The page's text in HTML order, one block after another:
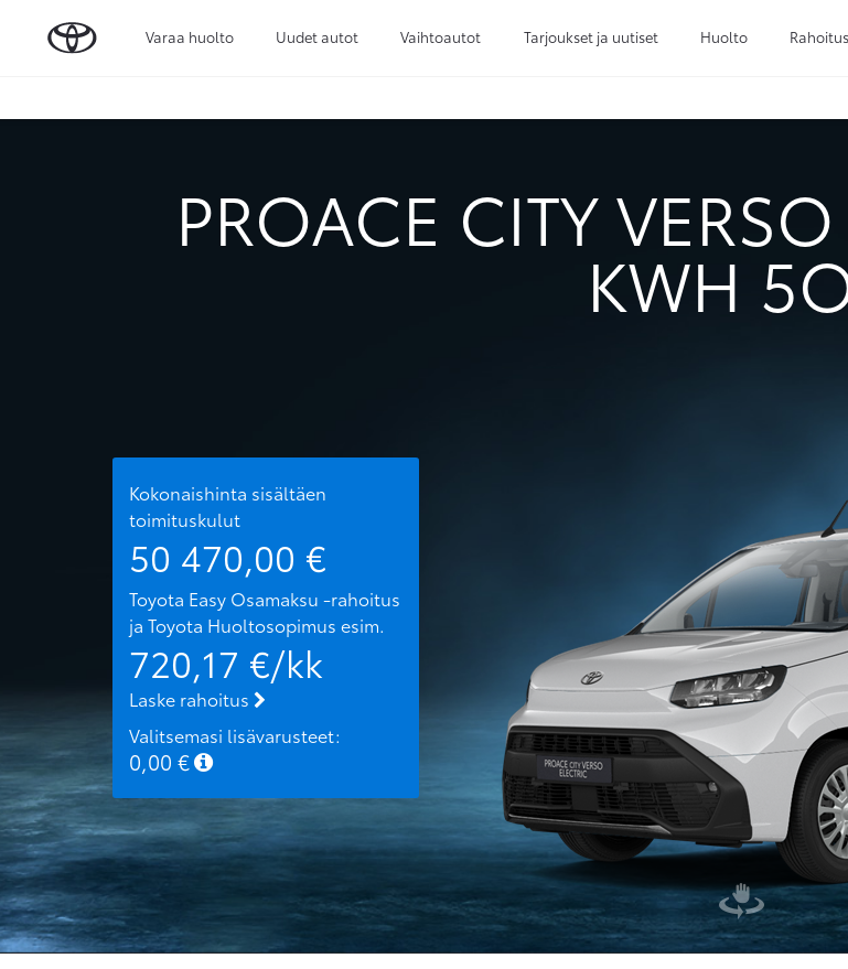
Varaa huolto Uudet autot Vaihtoautot Tarjoukset ja uutiset Huolto
PROACE CITY
KWH
Kokonaishinta sisältäen
toimituskulut
50 470,00 €
Toyota Easy Osamaksu -rahoitus
ja Toyota Huoltosopimus esim.
720,17 €/kk
Laske rahoitus
Valitsemasi lisävarusteet:
0,00 €